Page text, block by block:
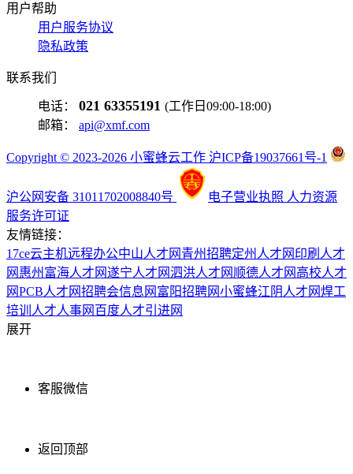
用户帮助
用户服务协议
隐私政策
联系我们
电话： 021 63355191 (工作日09:00-18:00)
邮箱： api@xmf.com
Copyright © 2023-2026 小蜜蜂云工作 沪ICP备19037661号-1
沪公网安备 31011702008840号 电子营业执照 人力资源
服务许可证
友情链接：
17ce云主机远程办公中山人才网 青州招聘定州人才网 印刷人才
网 惠州富海人才网遂宁人才网泗洪人才网 顺德人才网 高校人才
网PCB人才网招聘会信息网 富阳招聘网小蜜蜂江阴人才网焊工
培训 人才人事网 百度人才引进网
展开
客服微信
返回顶部